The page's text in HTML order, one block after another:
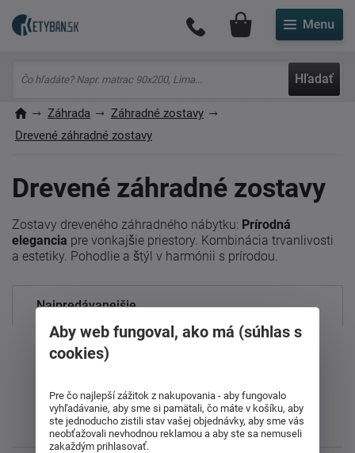
Hľadať
Môj účet
Záhrada
Záhradné zostavy
Drevené záhradné zostavy
Drevené záhradné zostavy
Zostavy dreveného záhradného nábytku: Prírodná
elegancia pre vonkajšie priestory. Kombinácia trvanlivosti
a estetiky. Pohodlie a štýl v harmónii s prírodou.
Najpredávanejšie
Od najdrahšieho
Najnovšie
Aby web fungoval, ako má (súhlas s
cookies)
Pre čo najlepší zážitok z nakupovania - aby fungovalo
vyhľadávanie, aby sme si pamätali, čo máte v košíku, aby
ste jednoducho zistili stav vašej objednávky, aby sme vás
neobťažovali nevhodnou reklamou a aby ste sa nemuseli
zakaždým prihlasovať.